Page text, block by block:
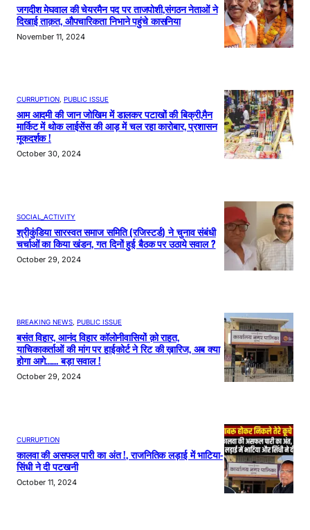
जगदीश मेघवाल की चेयरमैन पद पर ताजपोशी,संगठन नेताओं ने
दिखाई ताक़त, औपचारिकता निभाने पहुंचे कासनिया
November 11, 2024
CURRUPTION, PUBLIC ISSUE
आम आदमी की जान जोखिम में डालकर पटाखों की बिक्री,मैन
मार्किट में थोक लाईसेंस की आड़ में चल रहा कारोबार, प्रशासन
मूकदर्शक !
October 30, 2024
SOCIAL_ACTIVITY
श्रीकुंडिया सारस्वत समाज समिति (रजिस्टर्ड) ने चुनाव संबंधी
चर्चाओं का किया खंडन, गत दिनों हुई बैठक पर उठाये सवाल ?
October 29, 2024
BREAKING NEWS, PUBLIC ISSUE
बसंत विहार, आनंद विहार कॉलोनीवासियों क़ो राहत,
याचिकाकर्ताओं की मांग पर हाईकोर्ट ने रिट की ख़ारिज, अब क्या
होगा आगे…… बड़ा सवाल !
October 29, 2024
CURRUPTION
कालवा की असफल पारी का अंत !, राजनितिक लड़ाई में भाटिया-
सिंधी ने दी पटखनी
October 11, 2024